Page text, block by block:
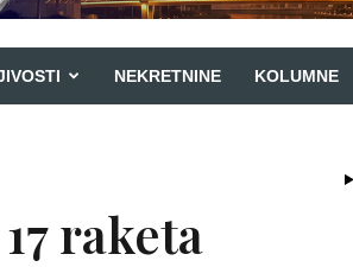
NEKRETNINE KOLUMNE
raketa